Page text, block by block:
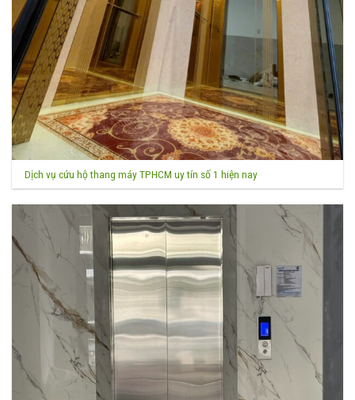
Dịch vụ cứu hộ thang máy TPHCM uy tín số 1 hiện nay